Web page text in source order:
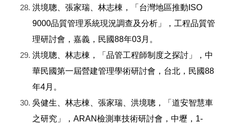
洪境聰、張家瑞、林志棟，「台灣地區推動ISO
9000品質管理系統現況調查及分析」，工程品質管
理研討會，嘉義，民國88年03月。
洪境聰、林志棟，「品管工程師制度之探討」，中
華民國第一屆營建管理學術研討會，台北，民國88
年4月。
吳健生、林志棟、張家瑞、洪境聰，「道安智慧車
之研究」，ARAN檢測車技術研討會，中壢，1-